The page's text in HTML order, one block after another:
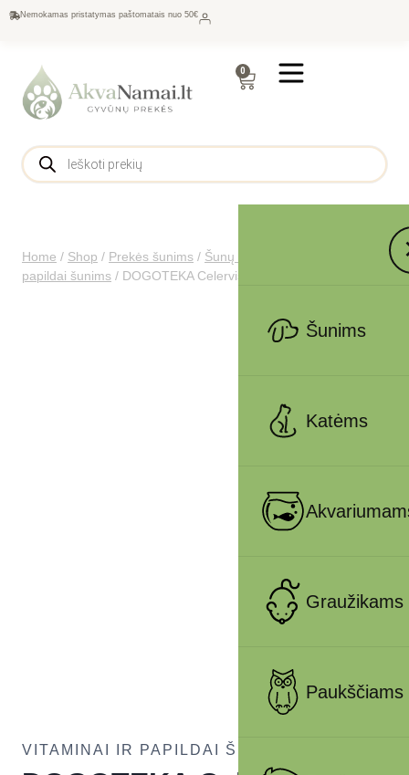
Nemokamas pristatymas paštomatais nuo 50€
0
Šunims
Katėms
Graužikams
Paukščiams
Home / Shop / Prekės šunims / Šunų maistas
papildai šunims / DOGOTEKA Celervis Pet 100ml
VITAMINAI IR PAPILDAI ŠUNIMS